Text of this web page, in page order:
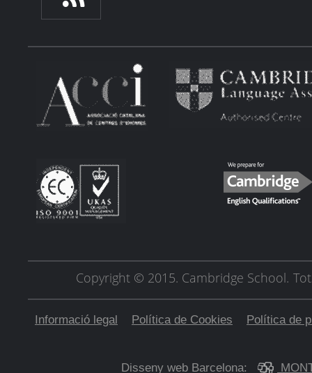
Copyright © 2015. Cambridge School.
Informació legal Política de Cookies Política de
Disseny web Barcelona: